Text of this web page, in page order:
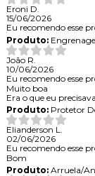
Eroni D.
15/06/2026
Eu recomendo esse
Produto:
João R.
10/06/2026
Eu recomendo esse
Muito boa
Era o que eu precisava
Produto:Protetor
Elianderson L.
02/06/2026
Eu recomendo esse
Bom
Produto:Arruela/